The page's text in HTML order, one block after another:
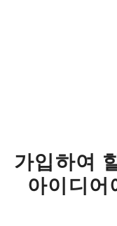
가입하여
아이디어